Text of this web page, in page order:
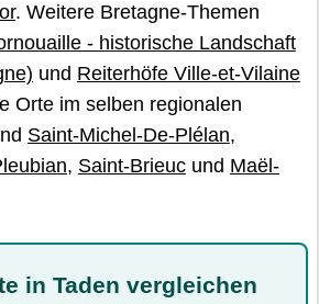
. Weitere Bretagne-Themen
- historische Landschaft
und Reiterhöfe Ville-et-Vilaine
Orte im selben regionalen
Saint-Michel-De-Plélan,
, Saint-Brieuc und Maël-
in Taden vergleichen